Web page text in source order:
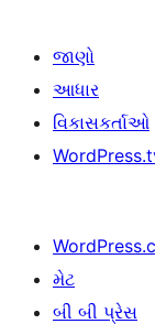
જાણો
આધાર
વિકાસકર્તાઓ
મેટ
બી બી પ્રેસ